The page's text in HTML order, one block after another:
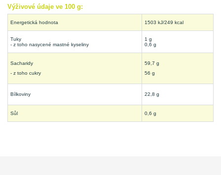
Výživové údaje ve 100 g:
Energetická hodnota 1503 kJ/249 kcal
Tuky
- z toho nasycené mastné kyseliny
1 g
0,6 g
Sacharidy
- z toho cukry
59,7 g
56 g
Bílkoviny 22,8 g
Sůl 0,6 g